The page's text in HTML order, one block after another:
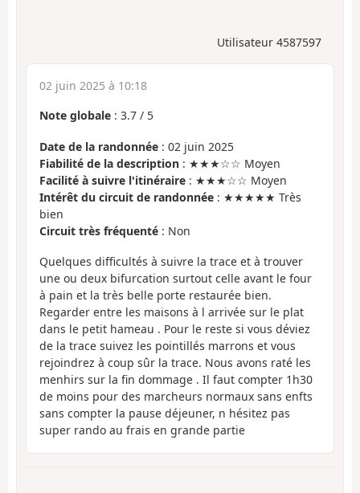
Utilisateur 4587597
02 juin 2025 à 10:18
Note globale : 3.7 / 5
Date de la randonnée : 02 juin 2025
Fiabilité de la description : ★★★☆☆ Moyen
Facilité à suivre l'itinéraire : ★★★☆☆ Moyen
Intérêt du circuit de randonnée : ★★★★★ Très
bien
Circuit très fréquenté : Non
Quelques difficultés à suivre la trace et à trouver
une ou deux bifurcation surtout celle avant le four
à pain et la très belle porte restaurée bien.
Regarder entre les maisons à l arrivée sur le plat
dans le petit hameau . Pour le reste si vous déviez
de la trace suivez les pointillés marrons et vous
rejoindrez à coup sûr la trace. Nous avons raté les
menhirs sur la fin dommage . Il faut compter 1h30
de moins pour des marcheurs normaux sans enfts
sans compter la pause déjeuner, n hésitez pas
super rando au frais en grande partie